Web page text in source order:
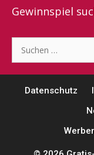
Gewinnspiel
nach:
Datenschutz